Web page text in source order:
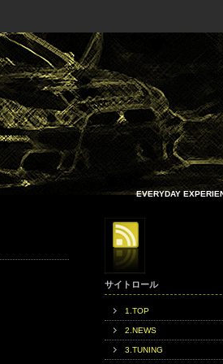
EVERYDAY
サイトロール
1.TOP
2.NEWS
3.TUNING